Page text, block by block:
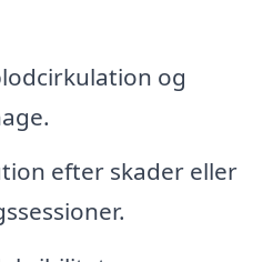
og
efter skader eller